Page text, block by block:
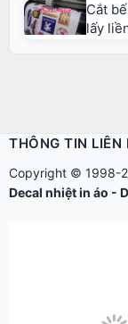
Cắt
lấy
THÔNG TIN LIÊN
Copyright © 1998-
Decal nhiệt in áo -
Công ty TNHH Thế